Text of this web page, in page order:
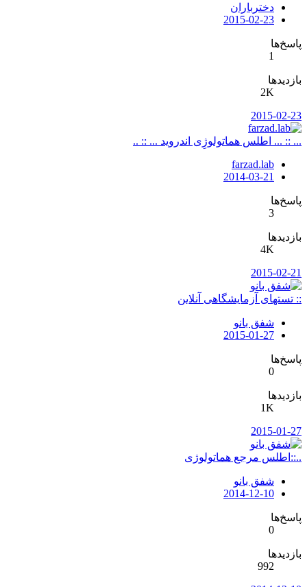
دخترباران
2015-02-23
پاسخ‌ها
1
بازدیدها
2K
2015-02-23
... :: ... اطلس هماتولوژِی اندروید ... :: ..
farzad.lab
2014-03-21
پاسخ‌ها
3
بازدیدها
4K
2015-02-21
:: تستهای آزمایشگاهی آنلاین
شفق بانو
2015-01-27
پاسخ‌ها
0
بازدیدها
1K
2015-01-27
..::اطلس مرجع هماتولوژی
شفق بانو
2014-12-10
پاسخ‌ها
0
بازدیدها
992